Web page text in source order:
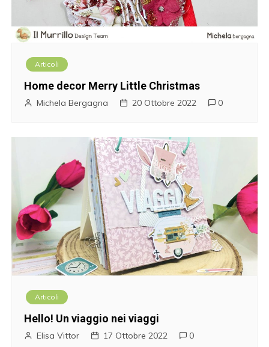
Articoli
Home decor Merry Little Christmas
Michela Bergagna 20 Ottobre 2022 0
Articoli
Hello! Un viaggio nei viaggi
Elisa Vittor 17 Ottobre 2022 0